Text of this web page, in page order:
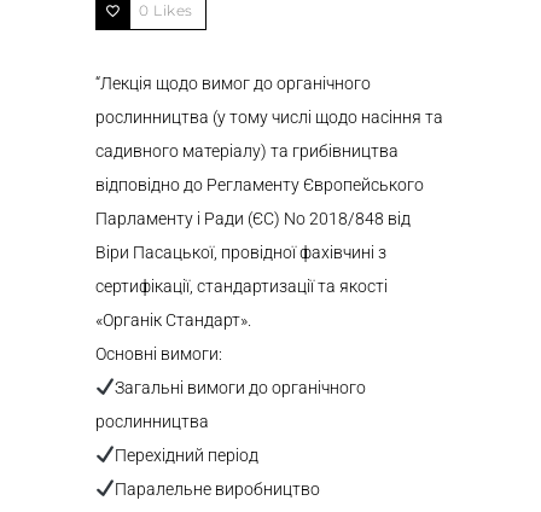
0 Likes
“Лекція щодо вимог до органічного
рослинництва (у тому числі щодо насіння та
садивного матеріалу) та грибівництва
відповідно до Регламенту Європейського
Парламенту і Ради (ЄС) No 2018/848 від
Віри Пасацької, провідної фахівчині з
сертифікації, стандартизації та якості
«Органік Стандарт».
Основні вимоги:
Загальні вимоги до органічного
рослинництва
Перехідний період
Паралельне виробництво